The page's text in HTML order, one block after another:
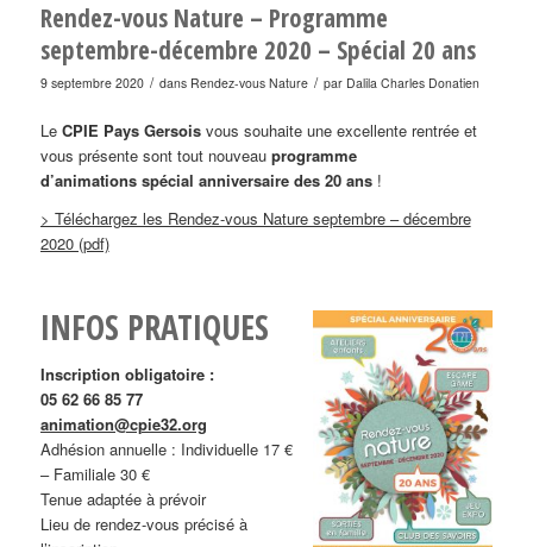
Rendez-vous Nature – Programme
septembre-décembre 2020 – Spécial 20 ans
9 septembre 2020 / dans Rendez-vous Nature / par Dalila Charles Donatien
Le CPIE Pays Gersoisvous souhaite une excellente rentrée et
vous présente sont tout nouveau programme
d’animations spécial anniversaire des 20 ans!
> Téléchargez les Rendez-vous Nature septembre – décembre
2020 (pdf)
INFOS PRATIQUES
Inscription obligatoire :
05 62 66 85 77
animation@cpie32.org
Adhésion annuelle : Individuelle 17 €
– Familiale 30 €
Tenue adaptée à prévoir
Lieu de rendez-vous précisé à